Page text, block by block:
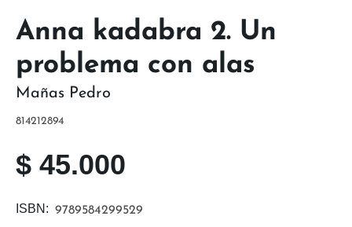
ISBN: 9789584299529
$ 45.000
814212894
Mañas Pedro
Anna kadabra 2. Un
problema con alas